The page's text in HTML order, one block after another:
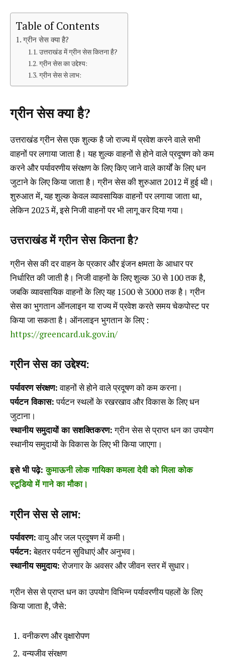
Table of Contents
ग्रीन सेस क्या है?
उत्तराखंड में ग्रीन सेस कितना है?
ग्रीन सेस का उद्देश्य:
ग्रीन सेस से लाभ:
ग्रीन सेस क्या है?
उत्तराखंड ग्रीन सेस एक शुल्क है जो राज्य में प्रवेश करने वाले सभी
वाहनों पर लगाया जाता है। यह शुल्क वाहनों से होने वाले प्रदूषण को कम
करने और पर्यावरणीय संरक्षण के लिए किए जाने वाले कार्यों के लिए धन
जुटाने के लिए किया जाता है। ग्रीन सेस की शुरुआत 2012 में हुई थी।
शुरुआत में, यह शुल्क केवल व्यावसायिक वाहनों पर लगाया जाता था,
लेकिन 2023 में, इसे निजी वाहनों पर भी लागू कर दिया गया।
उत्तराखंड में ग्रीन सेस कितना है?
ग्रीन सेस की दर वाहन के प्रकार और इंजन क्षमता के आधार पर
निर्धारित की जाती है। निजी वाहनों के लिए शुल्क ₹30 से ₹100 तक है,
जबकि व्यावसायिक वाहनों के लिए यह ₹1500 से ₹3000 तक है। ग्रीन
सेस का भुगतान ऑनलाइन या राज्य में प्रवेश करते समय चेकपोस्ट पर
किया जा सकता है। ऑनलाइन भुगतान के लिए :
https://greencard.uk.gov.in/
ग्रीन सेस का उद्देश्य:
पर्यावरण संरक्षण:वाहनों से होने वाले प्रदूषण को कम करना।
पर्यटन विकास:पर्यटन स्थलों के रखरखाव और विकास के लिए धन
जुटाना।
स्थानीय समुदायों का सशक्तिकरण:ग्रीन सेस से प्राप्त धन का उपयोग
स्थानीय समुदायों के विकास के लिए भी किया जाएगा।
इसे भी पढ़े:कुमाऊनी लोक गायिका कमला देवी को मिला कोक
स्टूडियो में गाने का मौका।
ग्रीन सेस से लाभ:
पर्यावरण:वायु और जल प्रदूषण में कमी।
पर्यटन:बेहतर पर्यटन सुविधाएं और अनुभव।
स्थानीय समुदाय:रोजगार के अवसर और जीवन स्तर में सुधार।
ग्रीन सेस से प्राप्त धन का उपयोग विभिन्न पर्यावरणीय पहलों के लिए
किया जाता है, जैसे:
वनीकरण और वृक्षारोपण
वन्यजीव संरक्षण